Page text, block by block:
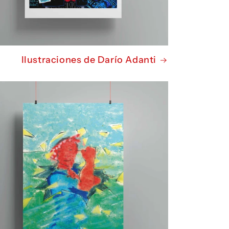
Ilustraciones de Darío Adanti